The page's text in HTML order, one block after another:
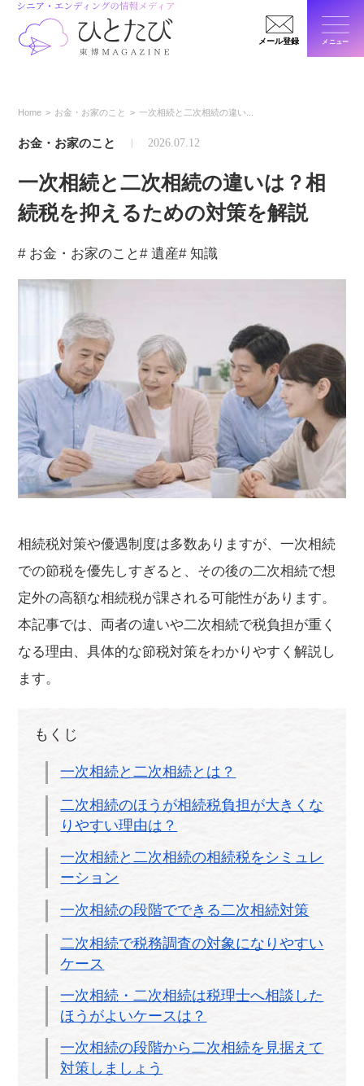
メール登録 メニュー
Home お金・お家のこと 一次相続と二次相続の違い...
お金・お家のこと 2026.07.12
一次相続と二次相続の違いは？相
続税を抑えるための対策を解説
# お金・お家のこと# 遺産# 知識
相続税対策や優遇制度は多数ありますが、一次相続
での節税を優先しすぎると、その後の二次相続で想
定外の高額な相続税が課される可能性があります。
本記事では、両者の違いや二次相続で税負担が重く
なる理由、具体的な節税対策をわかりやすく解説し
ます。
もくじ
一次相続と二次相続とは？
二次相続のほうが相続税負担が大きくな
りやすい理由は？
一次相続と二次相続の相続税をシミュレ
ーション
一次相続の段階でできる二次相続対策
二次相続で税務調査の対象になりやすい
ケース
一次相続・二次相続は税理士へ相談した
ほうがよいケースは？
一次相続の段階から二次相続を見据えて
対策しましょう